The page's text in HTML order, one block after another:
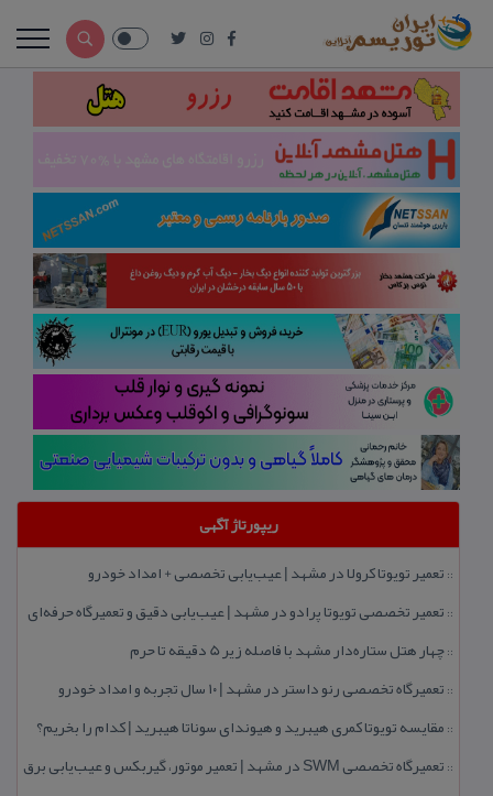
ریپورتاژ آگهی
:: تعمیر تویوتا كرولا در مشهد | عیب‌یابی تخصصی + امداد خودرو
:: تعمیر تخصصی تویوتا پرادو در مشهد | عیب‌یابی دقیق و تعمیرگاه حرفه‌ای
::چهار هتل‌ ستاره‌دار مشهد با فاصله زیر 5 دقیقه تا حرم
:: تعمیرگاه تخصصی رنو داستر در مشهد | ۱۰ سال تجربه و امداد خودرو
:: مقایسه تویوتا كمری هیبرید و هیوندای سوناتا هیبرید | كدام را بخریم؟
:: تعمیرگاه تخصصی SWM در مشهد | تعمیر موتور، گیربكس و عیب‌یابی برق